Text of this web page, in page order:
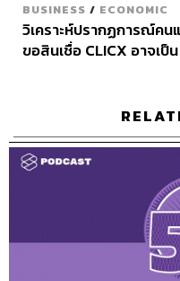
ทีมง
BUSINESS / ECONOMIC
วิเคราะห์ปรากฏการณ์คน
ขอสินเชื่อ CLICX อาจเป็น